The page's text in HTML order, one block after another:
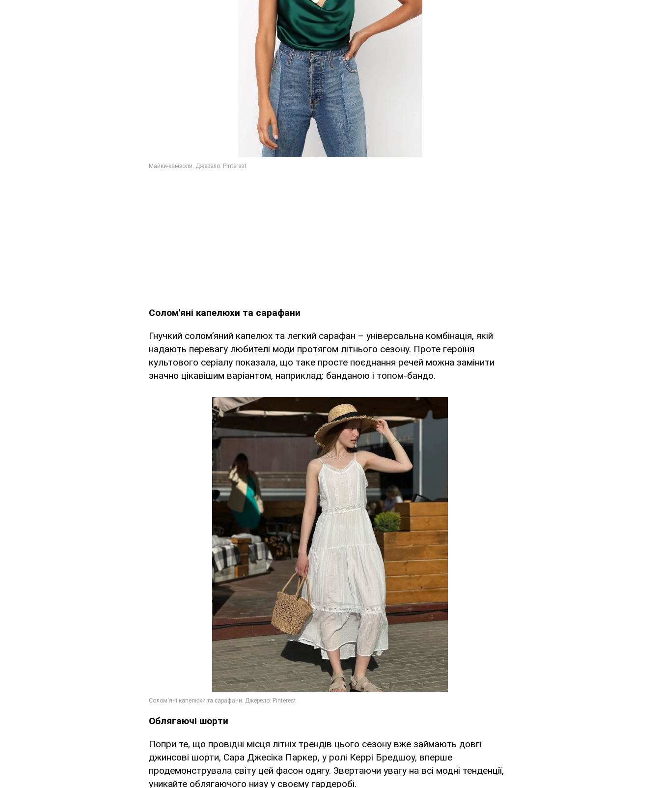
Солом'яні капелюхи та сарафани
Гнучкий солом’яний капелюх та легкий сарафан – універсальна комбінація, якій
надають перевагу любителі моди протягом літнього сезону. Проте героїня
культового серіалу показала, що таке просте поєднання речей можна замінити
значно цікавішим варіантом, наприклад: банданою і топом-бандо.
Облягаючі шорти
Попри те, що провідні місця літніх трендів цього сезону вже займають довгі
джинсові шорти, Сара Джесіка Паркер, у ролі Керрі Бредшоу, вперше
продемонструвала світу цей фасон одягу. Звертаючи увагу на всі модні тенденції,
уникайте облягаючого низу у своєму гардеробі.